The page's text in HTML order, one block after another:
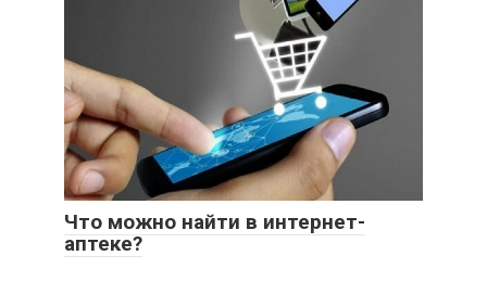
Что можно найти в интернет-
аптеке?